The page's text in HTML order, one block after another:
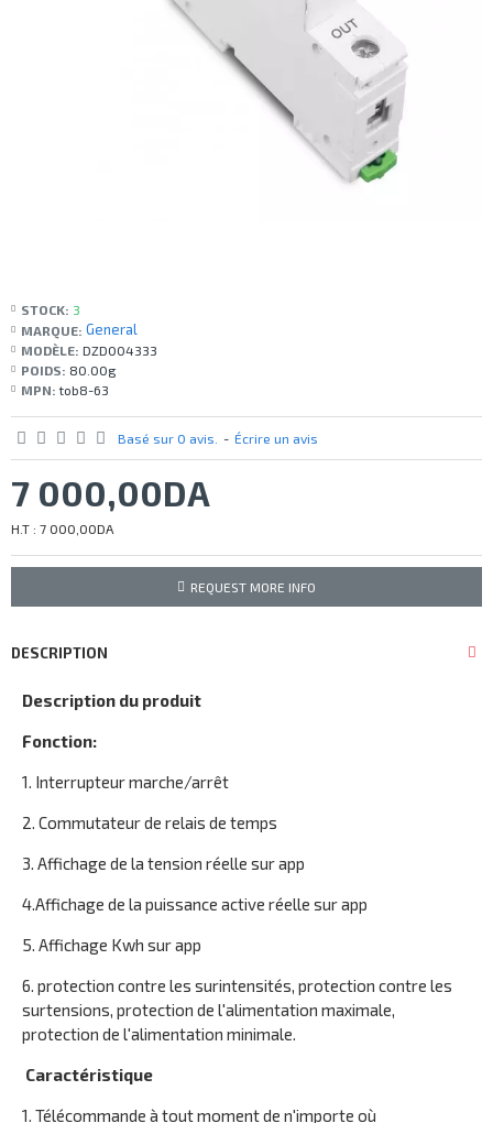
STOCK: 3
MARQUE: General
MODÈLE: DZD004333
POIDS: 80.00g
MPN: tob8-63
Basé sur 0 avis. - Écrire un avis
7 000,00DA
H.T : 7 000,00DA
REQUEST MORE INFO
DESCRIPTION
Description du produit
Fonction:
1. Interrupteur marche/arrêt
2. Commutateur de relais de temps
3. Affichage de la tension réelle sur app
4.Affichage de la puissance active réelle sur app
5. Affichage Kwh sur app
6. protection contre les surintensités, protection contre les
surtensions, protection de l'alimentation maximale,
protection de l'alimentation minimale.
Caractéristique
1. Télécommande à tout moment de n'importe où